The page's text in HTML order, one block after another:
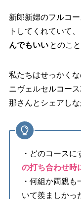
新郎新婦のフルコ
トしてくれていて、
んでもいい とのこ
私たちはせっかく
ニヴェルセルコー
那さんとシェアしな
・どのコースに
の打ち合わせ時
・何組か両親
いて羨ましかっ